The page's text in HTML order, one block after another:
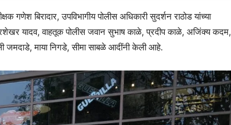
बिरादार, उपविभागीय पोलीस अधिकारी सुदर्शन राठोड यांच्या
यादव, वाहतूक पोलीस जवान सुभाष काळे, प्रदीप काळे, अजिंक्य कदम,
जमदाडे, माया निगडे, सीमा साबळे आदींनी केली आहे.